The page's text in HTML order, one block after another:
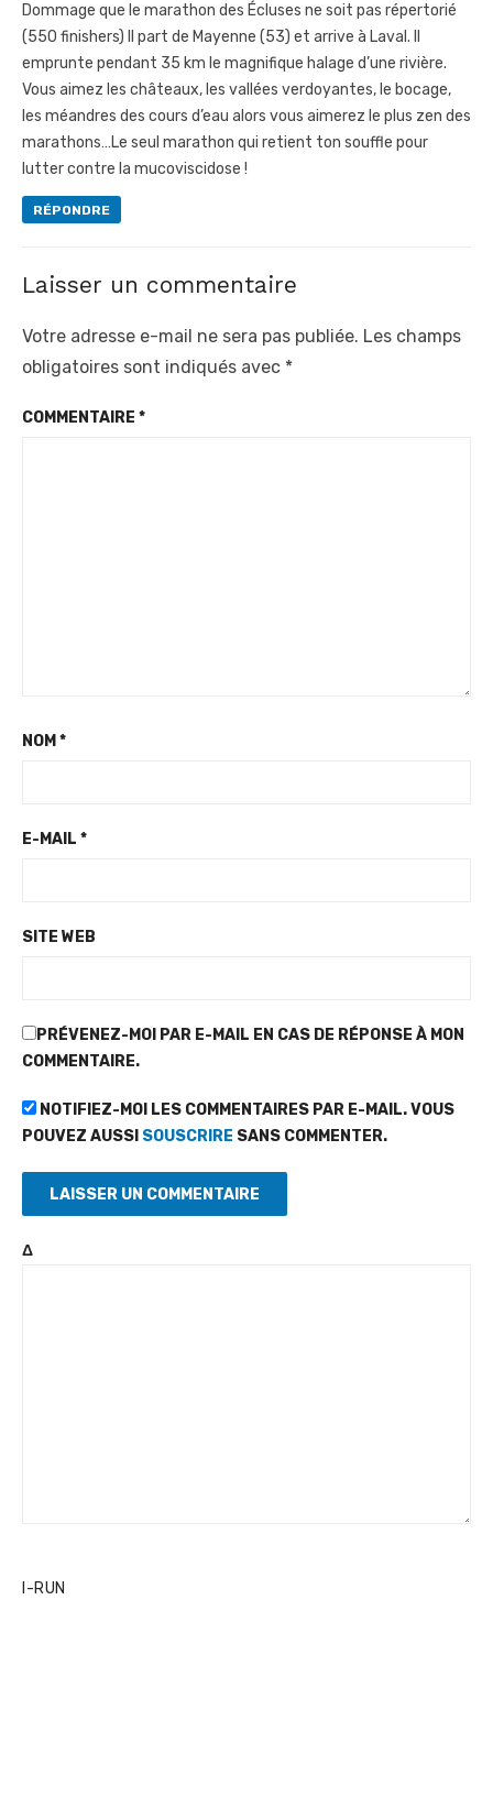
Dommage que le marathon des Écluses ne soit pas répertorié
(550 finishers) Il part de Mayenne (53) et arrive à Laval. Il
emprunte pendant 35 km le magnifique halage d’une rivière.
Vous aimez les châteaux, les vallées verdoyantes, le bocage,
les méandres des cours d’eau alors vous aimerez le plus zen des
marathons…Le seul marathon qui retient ton souffle pour
lutter contre la mucoviscidose !
RÉPONDRE
Laisser un commentaire
Votre adresse e-mail ne sera pas publiée. Les champs
obligatoires sont indiqués avec *
COMMENTAIRE *
NOM*
E-MAIL *
SITE WEB
PRÉVENEZ-MOI PAR E-MAIL EN CAS DE RÉPONSE À MON
COMMENTAIRE.
NOTIFIEZ-MOI LES COMMENTAIRES PAR E-MAIL. VOUS
POUVEZ AUSSI SOUSCRIRE SANS COMMENTER.
Δ
I-RUN